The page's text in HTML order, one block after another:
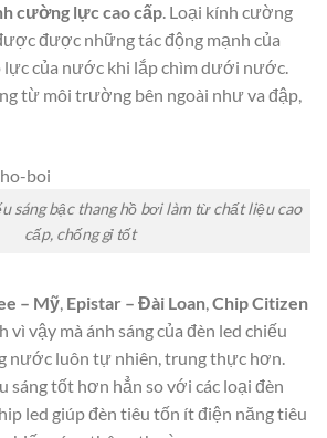
cường lực cao cấp. Loại kính cường
được những tác động mạnh của
của nước khi lắp chìm dưới nước.
từ môi trường bên ngoài như va đập,
sáng bậc thang hồ bơi làm từ chất liệu cao
cấp, chống gỉ tốt
– Mỹ, Epistar – Đài Loan,Chip Citizen
vì vậy mà ánh sáng của đèn led chiếu
nước luôn tự nhiên, trung thực hơn.
sáng tốt hơn hẳn so với các loại đèn
led giúp đèn tiêu tốn ít điện năng tiêu